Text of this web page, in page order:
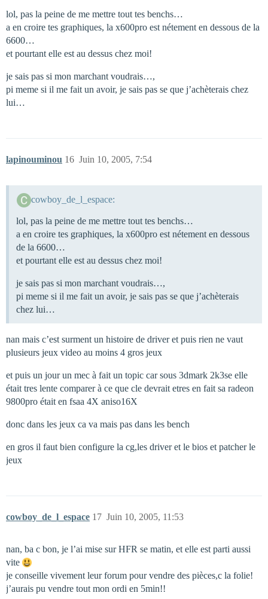
lol, pas la peine de me mettre tout tes benchs…
a en croire tes graphiques, la x600pro est nétement en dessous de la
6600…
et pourtant elle est au dessus chez moi!
je sais pas si mon marchant voudrais…,
pi meme si il me fait un avoir, je sais pas se que j’achèterais chez
lui…
lapinouminou Juin 10, 2005, 7:54
16
cowboy_de_l_espace:
lol, pas la peine de me mettre tout tes benchs…
a en croire tes graphiques, la x600pro est nétement en dessous
de la 6600…
et pourtant elle est au dessus chez moi!
je sais pas si mon marchant voudrais…,
pi meme si il me fait un avoir, je sais pas se que j’achèterais
chez lui…
nan mais c’est surment un histoire de driver et puis rien ne vaut
plusieurs jeux video au moins 4 gros jeux
et puis un jour un mec à fait un topic car sous 3dmark 2k3se elle
était tres lente comparer à ce que cle devrait etres en fait sa radeon
9800pro était en fsaa 4X aniso16X
donc dans les jeux ca va mais pas dans les bench
en gros il faut bien configure la cg,les driver et le bios et patcher le
jeux
cowboy_de_l_espace Juin 10, 2005, 11:53
17
nan, ba c bon, je l’ai mise sur HFR se matin, et elle est parti aussi
vite
je conseille vivement leur forum pour vendre des pièces,c la folie!
j’aurais pu vendre tout mon ordi en 5min!!